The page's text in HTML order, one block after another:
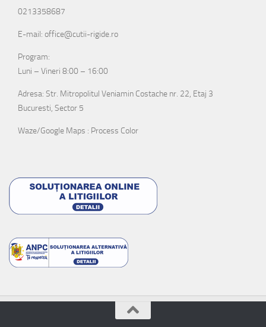
0213358687
E-mail: office@cutii-rigide.ro
Program:
Luni – Vineri 8:00 – 16:00
Adresa: Str. Mitropolitul Veniamin Costache nr. 22, Etaj 3
Bucuresti, Sector 5
Waze/Google Maps : Process Color